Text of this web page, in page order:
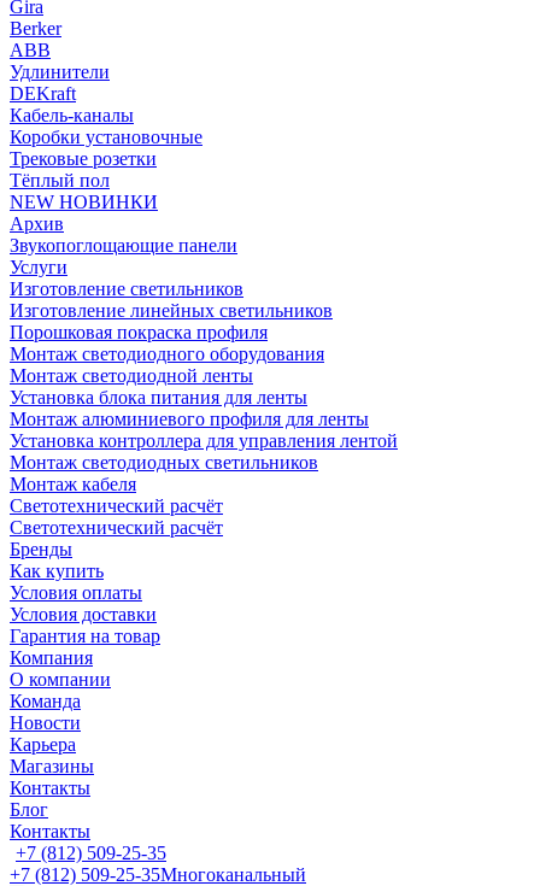
Gira
Berker
ABB
Удлинители
DEKraft
Кабель-каналы
Коробки установочные
Трековые розетки
Тёплый пол
NEW НОВИНКИ
Архив
Звукопоглощающие панели
Услуги
Изготовление светильников
Изготовление линейных светильников
Порошковая покраска профиля
Монтаж светодиодного оборудования
Монтаж светодиодной ленты
Установка блока питания для ленты
Монтаж алюминиевого профиля для ленты
Установка контроллера для управления лентой
Монтаж светодиодных светильников
Монтаж кабеля
Светотехнический расчёт
Светотехнический расчёт
Бренды
Как купить
Условия оплаты
Условия доставки
Гарантия на товар
Компания
О компании
Команда
Новости
Карьера
Магазины
Контакты
Блог
Контакты
+7 (812) 509-25-35
+7 (812) 509-25-35Многоканальный